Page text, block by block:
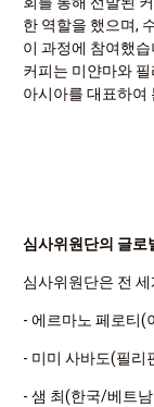
한 역할을 했으며,
이 과정에 참여했
커피는 미얀마와
아시아를 대표하여
심사위원단의 글로
심사위원단은 전
- 에르마노 페로티(
- 미미 사바도(필리
- 샘 최(한국/베트